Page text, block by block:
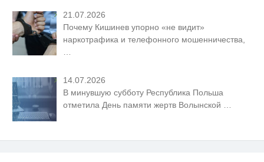
21.07.2026
Почему Кишинев упорно «не видит»
наркотрафика и телефонного мошенничества,
14.07.2026
В минувшую субботу Республика Польша
отметила День памяти жертв Волынской …